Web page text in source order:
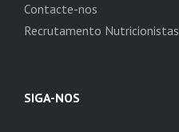
Contacte-nos
Recrutamento Nutricionistas
SIGA-NOS